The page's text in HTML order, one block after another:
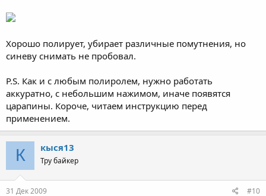
Хорошо полирует, убирает различные помутнения, но
синеву снимать не пробовал.
P.S. Как и с любым полиролем, нужно работать
аккуратно, с небольшим нажимом, иначе появятся
царапины. Короче, читаем инструкцию перед
применением.
К кыся13
Тру байкер
31 Дек 2009 #10